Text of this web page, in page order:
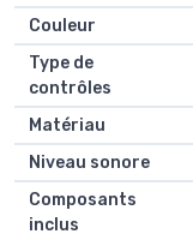
Couleur
Type de
contrôles
Matériau
Niveau sonore
Composants
inclus